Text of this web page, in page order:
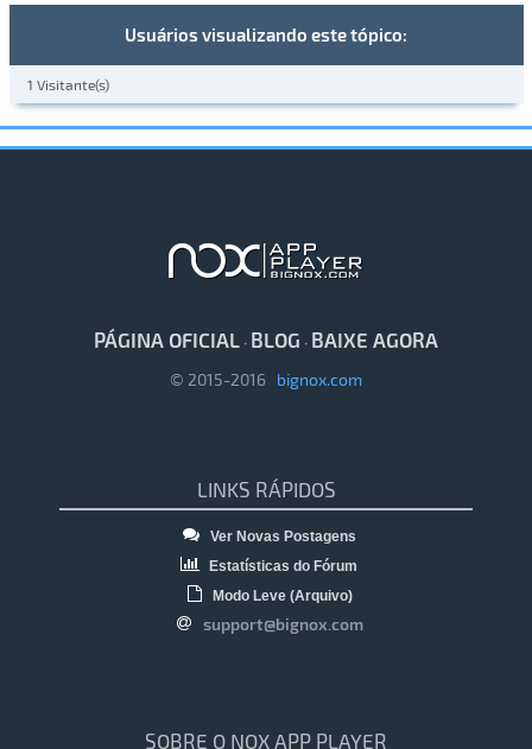
Usuários visualizando este tópico:
1 Visitante(s)
PÁGINA OFICIAL · BLOG · BAIXE AGORA
© 2015-2016 bignox.com
LINKS RÁPIDOS
Ver Novas Postagens
Estatísticas do Fórum
Modo Leve (Arquivo)
support@bignox.com
SOBRE O NOX APP PLAYER